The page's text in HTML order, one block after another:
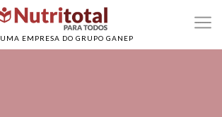
UMA EMPRESA DO GRUPO GANEP